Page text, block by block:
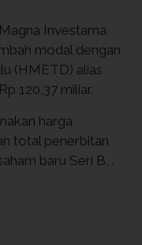
Investama
modal dengan
(HMETD) alias
120,37 miliar.
harga
total penerbitan
baru Seri B, .